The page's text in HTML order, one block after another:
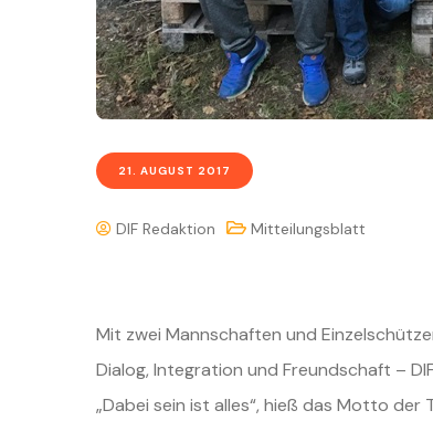
21. AUGUST 2017
DIF Redaktion Mitteilungsblatt
Mit zwei Mannschaften und
Dialog, Integration und Freundschaft –
„Dabei sein ist alles“, hieß das Motto